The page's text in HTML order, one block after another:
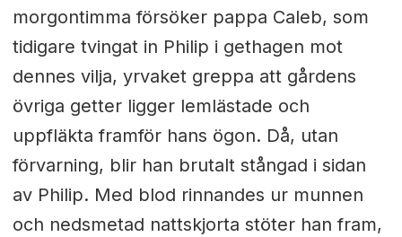
morgontimma försöker pappa Caleb, som
tidigare tvingat in Philip i gethagen mot
dennes vilja, yrvaket greppa att gårdens
övriga getter ligger lemlästade och
uppfläkta framför hans ögon. Då, utan
förvarning, blir han brutalt stångad i sidan
av Philip. Med blod rinnandes ur munnen
och nedsmetad nattskjorta stöter han fram,